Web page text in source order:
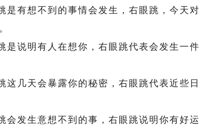
是有想不到的事情会发生，右眼跳，今天对
是说明有人在想你，右眼跳代表会发生一件
这几天会暴露你的秘密，右眼跳代表近些日
会发生意想不到的事，右眼跳说明你有好运